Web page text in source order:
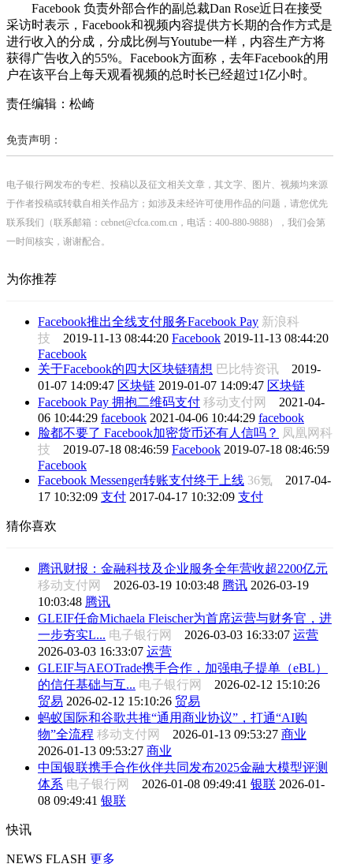
Facebook 负责外部合作的副总裁Dan Rose近日在接受
采访时表示，Facebook和视频内容提供方长期的合作方式是
进行收入的分成，分成比例与Youtube一样，内容生产方将
获得广告收入的55%。Facebook方面称，去年Facebook的用
户在该平台上每天观看视频的总时长已经超过1亿小时。
责任编辑：松崎
免责声明：
电子银行网发布的专栏、投稿以及征文相关文章，其文字、图片、视频均来源
于作者投稿或转载自相关作品方；如涉及未经许可使用作品的问题，请您优先
联系我们（联系邮箱：cebnet@cfca.com.cn，电话：400-880-9888），我们会第
一时间核实，谢谢配合。
为你推荐
Facebook推出全线支付服务Facebook Pay 新浪科
技 2019-11-13 08:44:20 Facebook 2019-11-13 08:44:20
Facebook
关于Facebook的四大区块链猜想 巴比特资讯 2019-
01-07 14:09:47 区块链 2019-01-07 14:09:47 区块链
Facebook Pay 拥抱二维码支付 移动支付网 2021-04-
06 10:44:29 facebook 2021-04-06 10:44:29 facebook
脸都不要了 Facebook加密货币还有人信吗？ 凤凰网科
技 2019-07-18 08:46:59 Facebook 2019-07-18 08:46:59
Facebook
Facebook Messenger转账支付终于上线 36氪 2017-04-
17 10:32:09 支付 2017-04-17 10:32:09 支付
猜你喜欢
腾讯财报：金融科技及企业服务全年营收超2200亿元
移动支付网 2026-03-19 10:03:48 腾讯 2026-03-19
10:03:48 腾讯
GLEIF任命Michaela Fleischer为首席运营与财务官，进
一步夯实L... 电子银行网 2026-03-03 16:33:07 运营
2026-03-03 16:33:07 运营
GLEIF与AEOTrade携手合作，加强电子提单（eBL）
的信任基础与互... 电子银行网 2026-02-12 15:10:26
贸易 2026-02-12 15:10:26 贸易
蚂蚁国际和谷歌共推“通用商业协议”，打通“AI购
物”全流程 移动支付网 2026-01-13 09:53:27 商业
2026-01-13 09:53:27 商业
中国银联携手合作伙伴共同发布2025金融大模型评测
体系 电子银行网 2026-01-08 09:49:41 银联 2026-01-
08 09:49:41 银联
快讯
NEWS FLASH 更多